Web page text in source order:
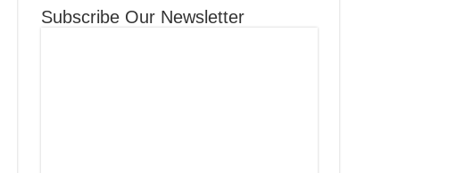
Subscribe Our Newsletter